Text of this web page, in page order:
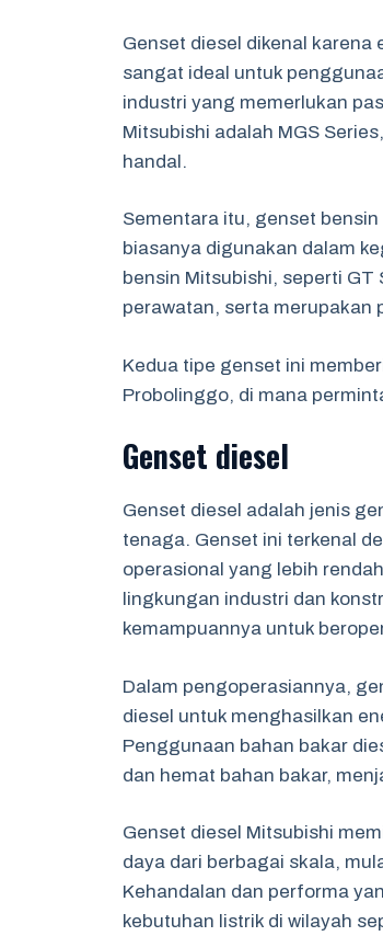
Genset diesel dikenal
sangat ideal untuk
industri yang memerlukan
Mitsubishi adalah MGS
handal.
Sementara itu, genset
biasanya digunakan dalam
bensin Mitsubishi, seperti GT
perawatan, serta merupakan
Kedua tipe genset ini
Probolinggo, di mana
Genset diesel
Genset diesel adalah jenis
tenaga. Genset ini terkenal
operasional yang lebih
lingkungan industri dan
kemampuannya untuk
Dalam pengoperasiannya,
diesel untuk menghasilkan
Penggunaan bahan bakar
dan hemat bahan bakar,
Genset diesel Mitsubishi
daya dari berbagai skala,
Kehandalan dan performa
kebutuhan listrik di wilayah